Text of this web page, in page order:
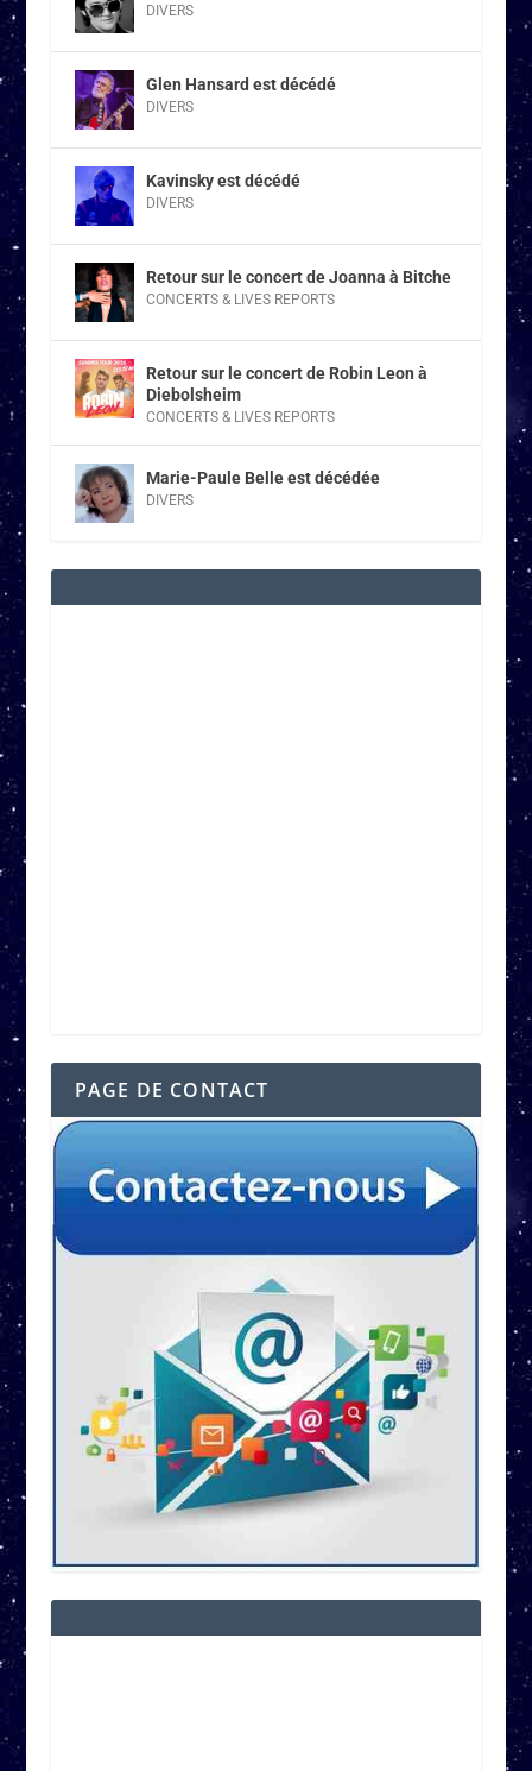
DIVERS
Glen Hansard est décédé
DIVERS
Kavinsky est décédé
DIVERS
Retour sur le concert de Joanna à Bitche
CONCERTS & LIVES REPORTS
Retour sur le concert de Robin Leon à
Diebolsheim
CONCERTS & LIVES REPORTS
Marie-Paule Belle est décédée
DIVERS
PAGE DE CONTACT